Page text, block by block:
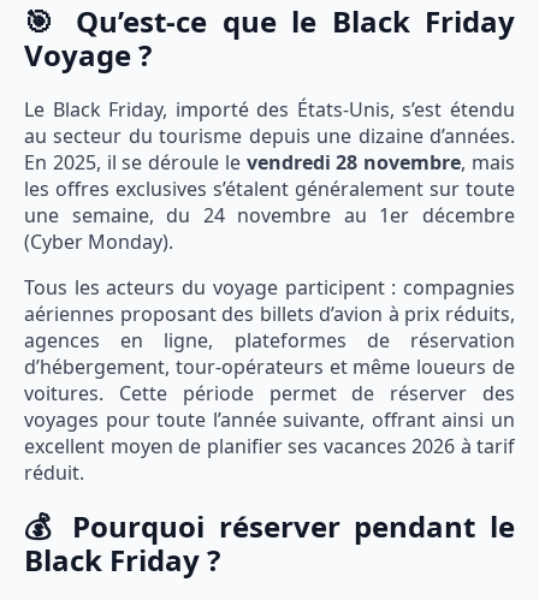
🎯 Qu’est-ce que le Black Friday
Voyage ?
Le Black Friday, importé des États-Unis, s’est étendu
au secteur du tourisme depuis une dizaine d’années.
En 2025, il se déroule le vendredi 28 novembre, mais
les offres exclusives s’étalent généralement sur toute
une semaine, du 24 novembre au 1er décembre
(Cyber Monday).
Tous les acteurs du voyage participent : compagnies
aériennes proposant des billets d’avion à prix réduits,
agences en ligne, plateformes de réservation
d’hébergement, tour-opérateurs et même loueurs de
voitures. Cette période permet de réserver des
voyages pour toute l’année suivante, offrant ainsi un
excellent moyen de planifier ses vacances 2026 à tarif
réduit.
💰 Pourquoi réserver pendant le
Black Friday ?